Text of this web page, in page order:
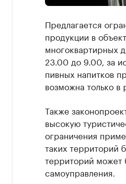
Предлагается
продукции в
многоквартирных
23.00 до 9.00, за
пивных напитков
возможна только в
Также
высокую
ограничения
таких территорий
территорий может
самоуправления.